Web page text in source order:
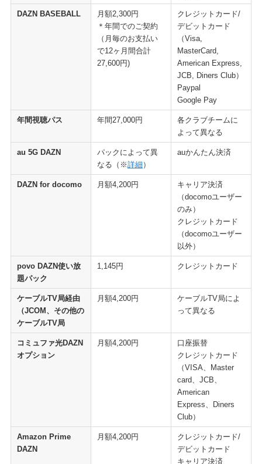
DAZN BASEBALL
月額2,300円
＊年間でのご契約
（月毎のお支払い
で12ヶ月間合計
27,600円)
クレジットカード/
デビットカード
（Visa,
MasterCard,
American Express,
JCB, Diners Club）
Paypal
Google Pay
年間視聴パス 年間27,000円
各クラブチームに
よって異なる
au 5G DAZN
パックによって異
なる（※詳細 ）
auかんたん決済
DAZN for docomo 月額4,200円
キャリア決済
（docomoユーザー
のみ）
クレジットカード
（docomoユーザー
以外）
povo DAZN使い放
題パック
1,145円 クレジットカード
ケーブルTV局経由
（JCOM、その他の
ケーブルTV局
月額4,200円
ケーブルTV局によ
って異なる
コミュファ光DAZN
オプション
月額4,200円
口座振替
クレジットカード
（VISA、Master
card、JCB、
American
Express、Diners
Club）
Amazon Prime​
DAZN
月額4,200円
クレジットカード/
デビットカード
​キャリア決済